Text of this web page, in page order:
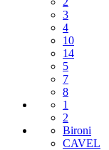
3
4
10
14
5
7
8
1
2
Bironi
CAVEL